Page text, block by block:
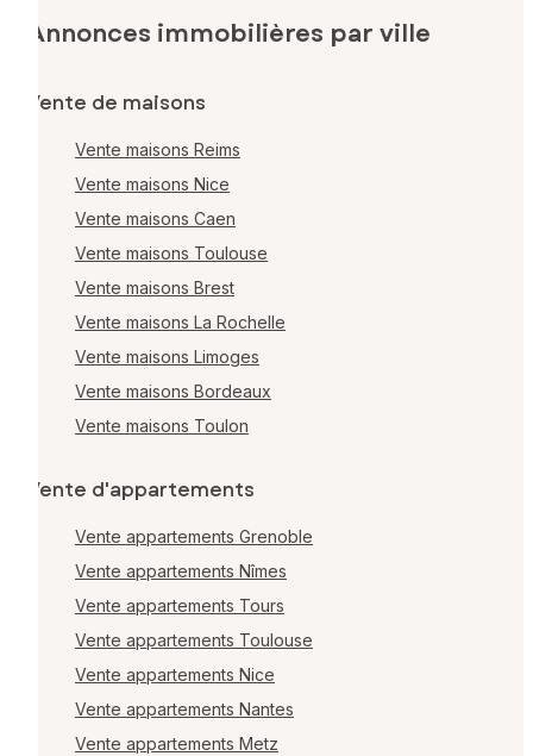
Annonces immobilières par ville
Vente de maisons
Vente maisons Reims
Vente maisons Nice
Vente maisons Caen
Vente maisons Toulouse
Vente maisons Brest
Vente maisons La Rochelle
Vente maisons Limoges
Vente maisons Bordeaux
Vente maisons Toulon
Vente d'appartements
Vente appartements Grenoble
Vente appartements Nîmes
Vente appartements Tours
Vente appartements Toulouse
Vente appartements Nice
Vente appartements Nantes
Vente appartements Metz